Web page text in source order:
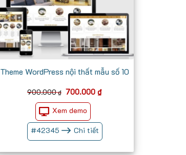
Theme WordPress nội thất mẫu số 10
900.000₫ Giá
là:
900.000 ₫.
700.000 ₫Giá
hiện
Xem demo
#42345 Chi tiết